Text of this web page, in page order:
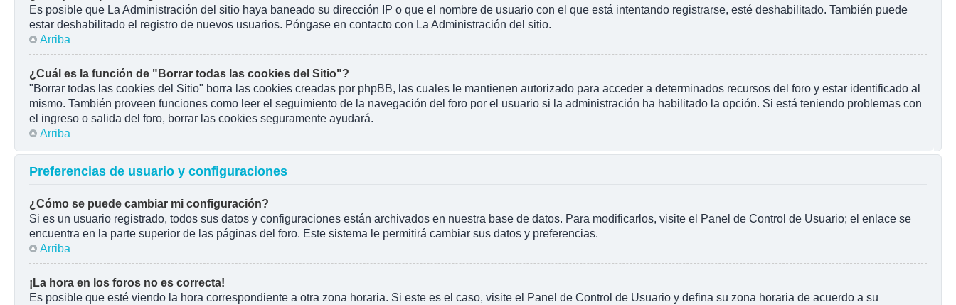
Es posible que La Administración del sitio haya baneado su dirección IP o que el nombre de usuario con el que está intentando registrarse, esté deshabilitado. También puede
estar deshabilitado el registro de nuevos usuarios. Póngase en contacto con La Administración del sitio.
Arriba
¿Cuál es la función de "Borrar todas las cookies del Sitio"?
"Borrar todas las cookies del Sitio" borra las cookies creadas por phpBB, las cuales le mantienen autorizado para acceder a determinados recursos del foro y estar identificado al
mismo. También proveen funciones como leer el seguimiento de la navegación del foro por el usuario si la administración ha habilitado la opción. Si está teniendo problemas con
el ingreso o salida del foro, borrar las cookies seguramente ayudará.
Arriba
Preferencias de usuario y configuraciones
¿Cómo se puede cambiar mi configuración?
Si es un usuario registrado, todos sus datos y configuraciones están archivados en nuestra base de datos. Para modificarlos, visite el Panel de Control de Usuario; el enlace se
encuentra en la parte superior de las páginas del foro. Este sistema le permitirá cambiar sus datos y preferencias.
Arriba
¡La hora en los foros no es correcta!
Es posible que esté viendo la hora correspondiente a otra zona horaria. Si este es el caso, visite el Panel de Control de Usuario y defina su zona horaria de acuerdo a su